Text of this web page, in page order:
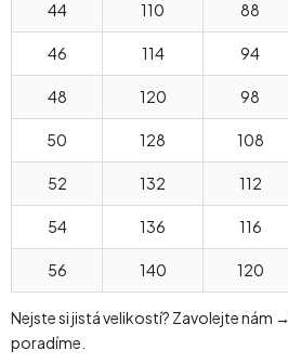
44 110 88
46 114 94
48 120 98
50 128 108
52 132 112
54 136 116
56 140 120
Nejste si jistá velikostí? Zavolejte nám →
poradíme.